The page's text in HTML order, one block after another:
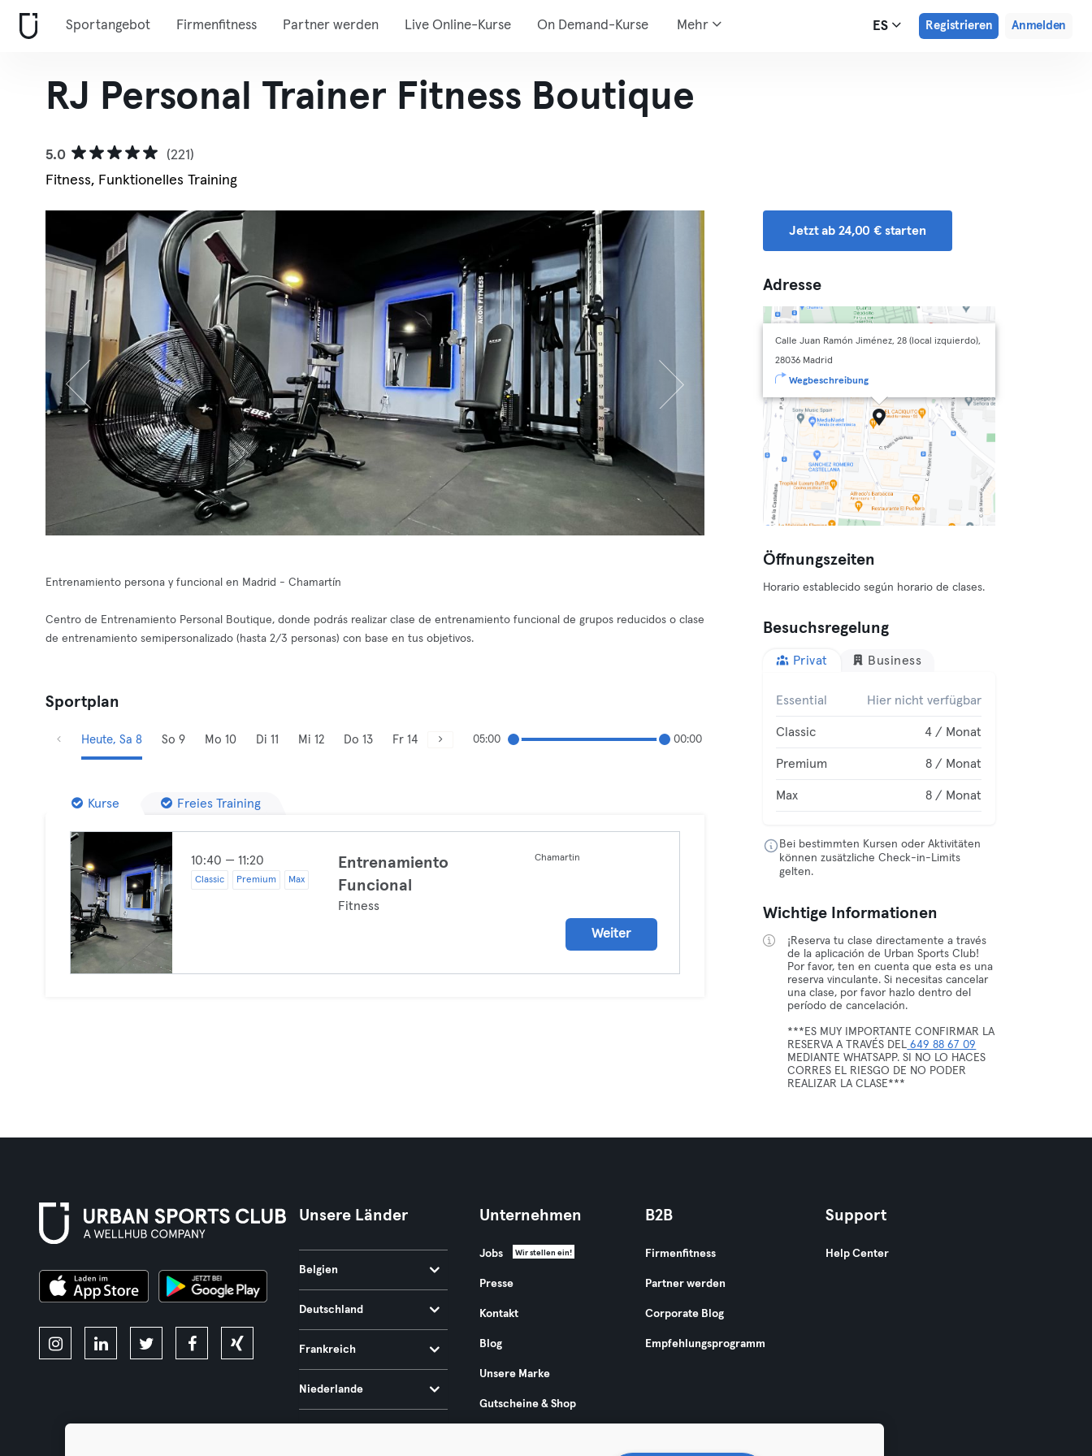
Sportangebot Firmenfitness Partner werden Live Online-Kurse On Demand-Kurse Mehr ES Registrieren Anmelden
RJ Personal Trainer Fitness Boutique
5.0
(221)
Fitness, Funktionelles Training
Entrenamiento persona y funcional en Madrid - Chamartín
Centro de Entrenamiento Personal Boutique, donde podrás realizar clase de entrenamiento funcional de grupos reducidos o clase
de entrenamiento semipersonalizado (hasta 2/3 personas) con base en tus objetivos.
Sportplan
Heute, Sa 8 So 9 Mo 10 Di 11 Mi 12 Do 13 Fr 14 05:00 00:00
Kurse Freies Training
10:40 — 11:20
Classic Premium Max
Entrenamiento
Funcional
Fitness
Chamartin
Weiter
Jetzt ab 24,00 € starten
Adresse
Calle Juan Ramón Jiménez, 28 (local izquierdo),
28036 Madrid
Wegbeschreibung
Öffnungszeiten
Horario establecido según horario de clases.
Besuchsregelung
Privat Business
Essential Hier nicht verfügbar
Classic 4 / Monat
Premium 8 / Monat
Max 8 / Monat
Bei bestimmten Kursen oder Aktivitäten
können zusätzliche Check-in-Limits
gelten.
Wichtige Informationen
¡Reserva tu clase directamente a través
de la aplicación de Urban Sports Club!
Por favor, ten en cuenta que esta es una
reserva vinculante. Si necesitas cancelar
una clase, por favor hazlo dentro del
período de cancelación.
***ES MUY IMPORTANTE CONFIRMAR LA
RESERVA A TRAVÉS DEL 649 88 67 09
MEDIANTE WHATSAPP. SI NO LO HACES
CORRES EL RIESGO DE NO PODER
REALIZAR LA CLASE***
Unsere Länder
Belgien
Deutschland
Frankreich
Niederlande
Unternehmen
Jobs Wir stellen ein!
Presse
Kontakt
Blog
Unsere Marke
Gutscheine & Shop
B2B
Firmenfitness
Partner werden
Corporate Blog
Empfehlungsprogramm
Support
Help Center